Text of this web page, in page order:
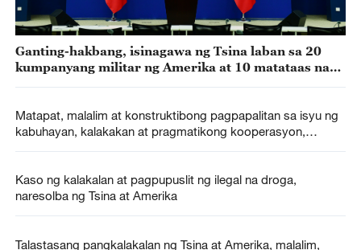
Ganting-hakbang, isinagawa ng Tsina laban sa 20
kumpanyang militar ng Amerika at 10 matataas na
Matapat, malalim at konstruktibong pagpapalitan sa isyu ng
kabuhayan, kalakakan at pragmatikong kooperasyon,
Kaso ng kalakalan at pagpupuslit ng ilegal na droga,
naresolba ng Tsina at Amerika
Talastasang pangkalakalan ng Tsina at Amerika, malalim,